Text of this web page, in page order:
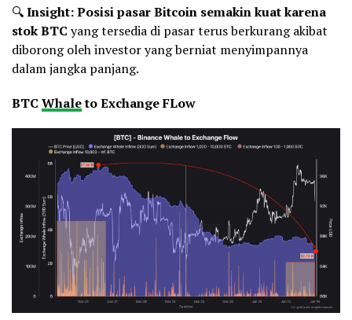
🔍Insight:Posisi pasar Bitcoin semakin kuat karena
stok BTC yang tersedia di pasar terus berkurang akibat
diborong oleh investor yang berniat menyimpannya
dalam jangka panjang.
BTC Whaleto Exchange FLow